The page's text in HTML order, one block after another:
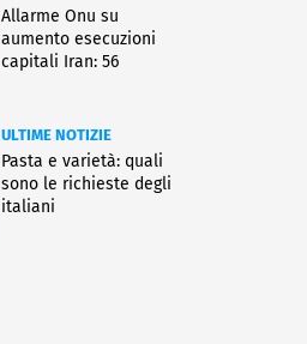
Allarme Onu su
aumento esecuzioni
capitali Iran: 56
ULTIME NOTIZIE
Pasta e varietà: quali
sono le richieste degli
italiani